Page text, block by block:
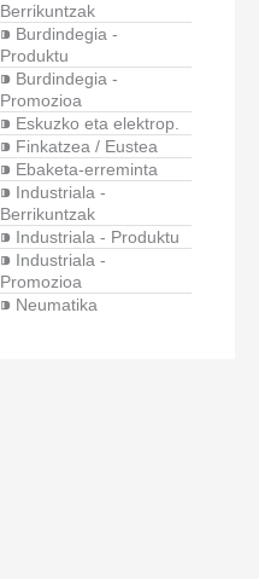
Berrikuntzak
⁍ Burdindegia -
Produktu
⁍ Burdindegia -
Promozioa
⁍ Eskuzko eta elektrop.
⁍ Finkatzea / Eustea
⁍ Ebaketa-erreminta
⁍ Industriala -
Berrikuntzak
⁍ Industriala - Produktu
⁍ Industriala -
Promozioa
⁍ Neumatika